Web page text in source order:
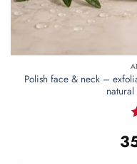
Polish face & neck –
5